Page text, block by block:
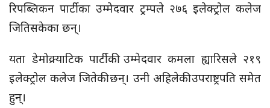
रिपब्लिकन पार्टीका उम्मेदवार ट्रम्पले २७६ इलेक्ट्रोल कलेज
जितिसकेका छन्।
यता डेमोक्र्याटिक पार्टीकी उम्मेदवार कमला ह्यारिसले २१९
इलेक्ट्रोल कलेज जितेकी छन्। उनी अहिलेकी उपराष्ट्रपति समेत
हुन्।